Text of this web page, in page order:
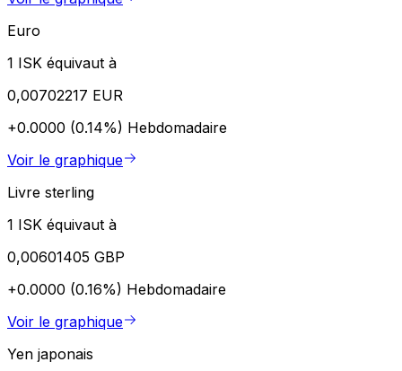
Euro
1 ISK équivaut à
0,00702217 EUR
+0.0000 (0.14%) Hebdomadaire
Voir le graphique
Livre sterling
1 ISK équivaut à
0,00601405 GBP
+0.0000 (0.16%) Hebdomadaire
Voir le graphique
Yen japonais